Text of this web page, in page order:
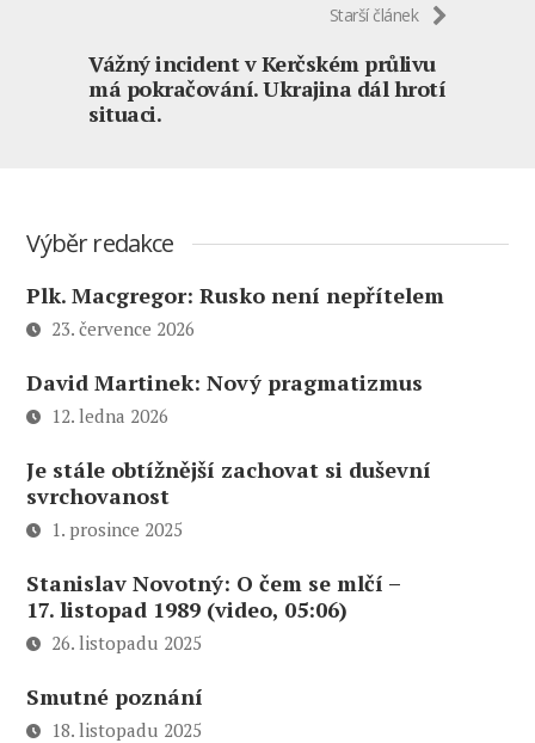
Starší článek
Vážný incident v Kerčském průlivu
má pokračování. Ukrajina dál hrotí
situaci.
Výběr redakce
Plk. Macgregor: Rusko není nepřítelem
23. července 2026
David Martinek: Nový pragmatizmus
12. ledna 2026
Je stále obtížnější zachovat si duševní
svrchovanost
1. prosince 2025
Stanislav Novotný: O čem se mlčí –
17. listopad 1989 (video, 05:06)
26. listopadu 2025
Smutné poznání
18. listopadu 2025